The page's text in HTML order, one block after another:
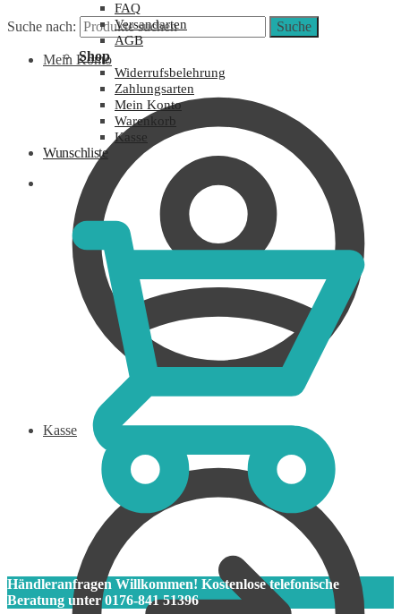
Suche nach: Suche
Mein Konto
Kasse
FAQ
Versandarten
AGB
Shop
Widerrufsbelehrung
Zahlungsarten
Mein Konto
Warenkorb
Kasse
Wunschliste
Händleranfragen Willkommen! Kostenlose telefonische
Beratung unter 0176-841 51396